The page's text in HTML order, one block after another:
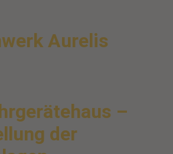
Aurelis
–
der